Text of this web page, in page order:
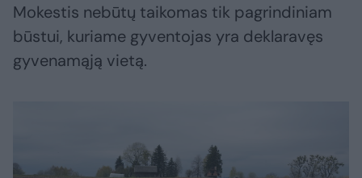
Mokestis nebūtų taikomas tik pagrindiniam
būstui, kuriame gyventojas yra deklaravęs
gyvenamąją vietą.